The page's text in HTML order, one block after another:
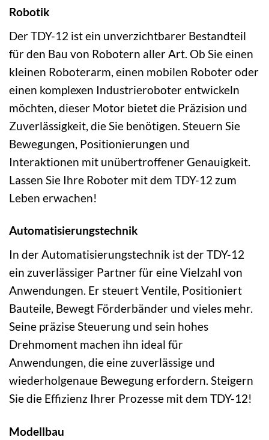
Robotik
Der TDY-12 ist ein unverzichtbarer Bestandteil
für den Bau von Robotern aller Art. Ob Sie einen
kleinen Roboterarm, einen mobilen Roboter oder
einen komplexen Industrieroboter entwickeln
möchten, dieser Motor bietet die Präzision und
Zuverlässigkeit, die Sie benötigen. Steuern Sie
Bewegungen, Positionierungen und
Interaktionen mit unübertroffener Genauigkeit.
Lassen Sie Ihre Roboter mit dem TDY-12 zum
Leben erwachen!
Automatisierungstechnik
In der Automatisierungstechnik ist der TDY-12
ein zuverlässiger Partner für eine Vielzahl von
Anwendungen. Er steuert Ventile, Positioniert
Bauteile, Bewegt Förderbänder und vieles mehr.
Seine präzise Steuerung und sein hohes
Drehmoment machen ihn ideal für
Anwendungen, die eine zuverlässige und
wiederholgenaue Bewegung erfordern. Steigern
Sie die Effizienz Ihrer Prozesse mit dem TDY-12!
Modellbau